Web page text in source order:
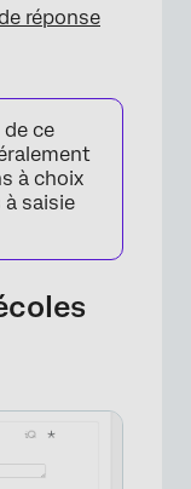
réponse
ce
à choix
saisie